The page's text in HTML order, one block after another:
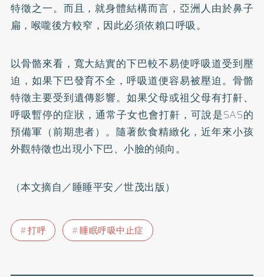
特徵之一。而且，就身體結構而言，亞洲人由於鼻子
扁，喉嚨後方較窄，因此必須依賴口呼吸。
以骨骼來看，寬大結實的下巴較不易使呼吸道受到壓
迫，如果下巴發育不全，呼吸道便容易被壓迫。骨骼
特徵主要受到遺傳影響。如果父母或祖父母有打鼾、
呼吸暫停的症狀，通常子女也會打鼾，可說是SAS的
預備軍（前期患者）。隨著飲食精緻化，近年來小孩
外觀特徵也出現小下巴、小臉的傾向。
（本文摘自／睡睡平安／世茂出版）
打呼 睡眠呼吸中止症